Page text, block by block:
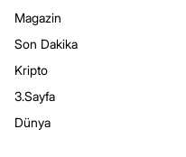
Magazin
Son Dakika
Kripto
3.Sayfa
Dünya